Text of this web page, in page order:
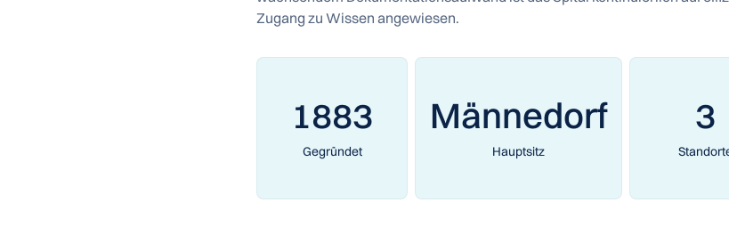
Zugang zu Wissen angewiesen.
1883
Gegründet
Männedorf
Hauptsitz
3